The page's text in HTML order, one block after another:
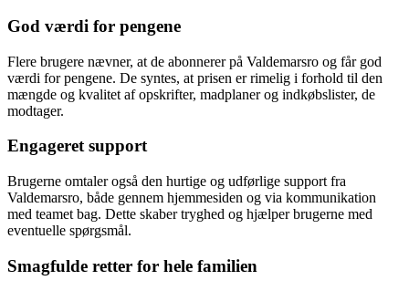
God værdi for pengene
Flere brugere nævner, at de abonnerer på Valdemarsro og får god
værdi for pengene. De syntes, at prisen er rimelig i forhold til den
mængde og kvalitet af opskrifter, madplaner og indkøbslister, de
modtager.
Engageret support
Brugerne omtaler også den hurtige og udførlige support fra
Valdemarsro, både gennem hjemmesiden og via kommunikation
med teamet bag. Dette skaber tryghed og hjælper brugerne med
eventuelle spørgsmål.
Smagfulde retter for hele familien